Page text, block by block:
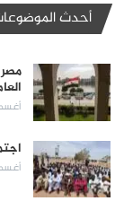
أحدث
أغسطس
أغسطس